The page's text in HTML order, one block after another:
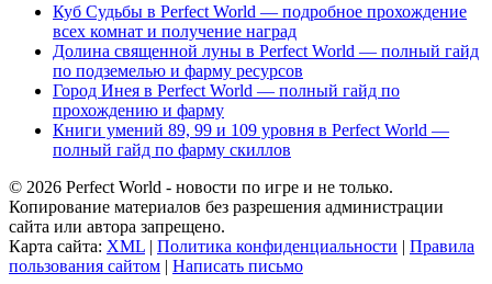
Куб Судьбы в Perfect World — подробное прохождение
всех комнат и получение наград
Долина священной луны в Perfect World — полный гайд
по подземелью и фарму ресурсов
Город Инея в Perfect World — полный гайд по
прохождению и фарму
Книги умений 89, 99 и 109 уровня в Perfect World —
полный гайд по фарму скиллов
© 2026 Perfect World - новости по игре и не только.
Копирование материалов без разрешения администрации
сайта или автора запрещено.
Карта сайта: XML | Политика конфиденциальности | Правила
пользования сайтом | Написать письмо